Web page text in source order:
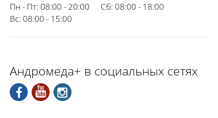
Пн - Пт: 08:00 - 20:00 Сб: 08:00 - 18:00
Вс: 08:00 - 15:00
Андромеда+ в социальных сетях